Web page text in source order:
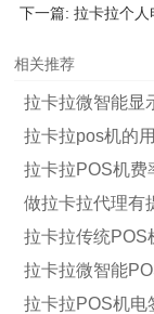
下一篇: 拉卡拉个人
相关推荐
拉卡拉微智能显
拉卡拉pos机的
拉卡拉POS机费
做拉卡拉代理有
拉卡拉传统POS
拉卡拉微智能
拉卡拉POS机电